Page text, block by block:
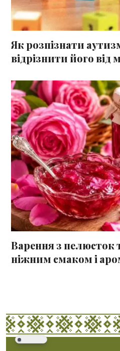
Як розпізнати
відрізнити його від
Варення з пелюсток
ніжним смаком і